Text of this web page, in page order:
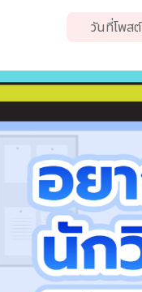
วันที่โพสต์